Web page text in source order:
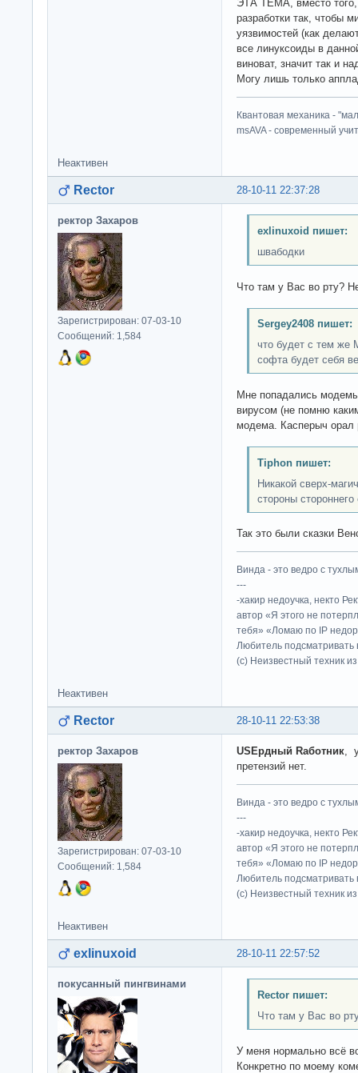
ЭТА ТЕМА, вместо того,
разработки так, чтобы
уязвимостей (как
все линуксоиды в
виноват, значит так и
Могу лишь только
Квантовая механика -
msAVA - современный
Неактивен
28-10-11 22:37:28
Rector
ректор Захаров
Зарегистрирован: 07-03-10
Сообщений: 1,584
exlinuxoid пишет:
швабодки
Что там у Вас во рту?
Sergey2408 пишет:
что будет с тем же
софта будет себя
Мне попадались
вирусом (не помню
модема. Касперыч орал
Tiphon пишет:
Никакой сверх-
стороны
Так это были сказки
Винда - это ведро с
---
-хакир недоучка, некто
автор «Я этого не
тебя» «Ломаю по IP
Любитель подсматривать
(c) Неизвестный техник
Неактивен
28-10-11 22:53:38
Rector
ректор Захаров
Зарегистрирован: 07-03-10
Сообщений: 1,584
USEрдный Rаботник,
претензий нет.
Винда - это ведро с
---
-хакир недоучка, некто
автор «Я этого не
тебя» «Ломаю по IP
Любитель подсматривать
(c) Неизвестный техник
Неактивен
28-10-11 22:57:52
exlinuxoid
покусанный пингвинами
Rector пишет:
Что там у Вас во
У меня нормально всё
Конкретно по моему